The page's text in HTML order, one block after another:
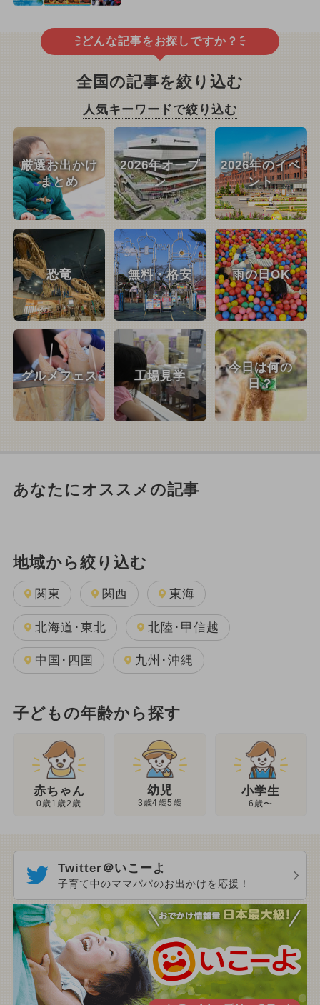
どんな記事をお探しですか？
全国の記事を絞り込む
人気キーワードで絞り込む
厳選お出かけ
まとめ
2026年オープ
ン
2026年のイベ
ント
恐竜 無料・格安 雨の日OK
グルメフェス 工場見学
今日は何の
日？
あなたにオススメの記事
地域から絞り込む
関東 関西 東海
北海道･東北 北陸･甲信越
中国･四国 九州･沖縄
子どもの年齢から探す
赤ちゃん
0歳1歳2歳
幼児
3歳4歳5歳
小学生
6歳〜
Twitter＠いこーよ
子育て中のママパパのお出かけを応援！